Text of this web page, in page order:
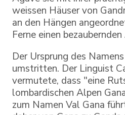
weissen Häuser von
an den Hängen
Ferne einen
Der Ursprung des
umstritten. Der Linguist
vermutete, dass "eine
lombardischen Alpen
zum Namen Val Gana